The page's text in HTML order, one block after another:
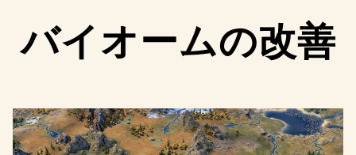
バイオームの改善